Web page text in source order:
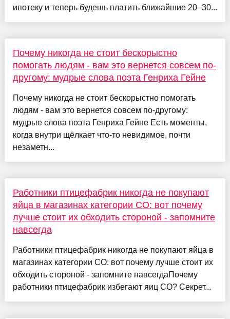
ипотеку и теперь будешь платить ближайшие 20–30...
Почему никогда не стоит бескорыстно
помогать людям - вам это вернется совсем по-
другому: мудрые слова поэта Генриха Гейне
Почему никогда не стоит бескорыстно помогать
людям - вам это вернется совсем по-другому:
мудрые слова поэта Генриха Гейне Есть моменты,
когда внутри щёлкает что-то невидимое, почти
незаметн...
Работники птицефабрик никогда не покупают
яйца в магазинах категории СО: вот почему
лучше стоит их обходить стороной - запомните
навсегда
Работники птицефабрик никогда не покупают яйца в
магазинах категории СО: вот почему лучше стоит их
обходить стороной - запомните навсегдаПочему
работники птицефабрик избегают яиц СО? Секрет...